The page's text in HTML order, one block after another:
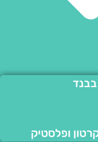
ופלסטיק